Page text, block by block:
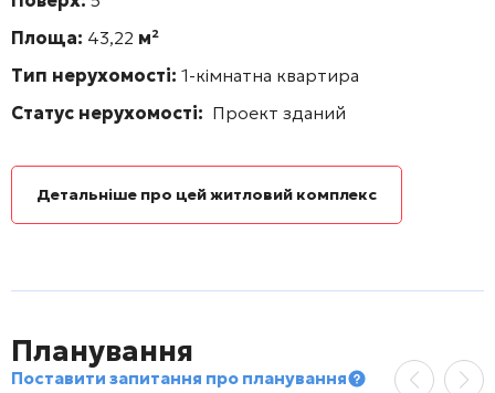
Площа: 43,22 м²
Тип нерухомості: 1-кімнатна квартира
Статус нерухомості: Проект зданий
Детальніше про цей житловий комплекс
Планування
Поставити запитання про планування